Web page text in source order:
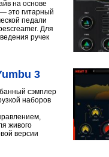
на основе
это гитарный
педали
Для
ручек
3
сэмплер
наборов
живого
версии